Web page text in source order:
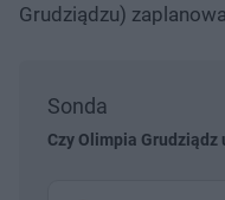
Grudziądzu)
Sonda
Czy Olimpia